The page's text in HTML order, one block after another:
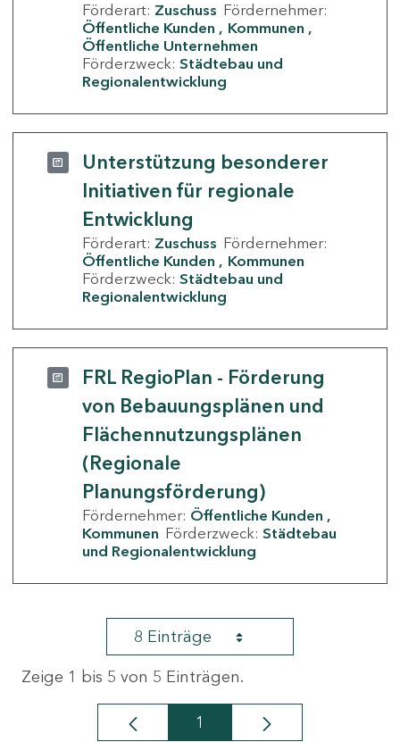
Förderart: Zuschuss Fördernehmer:
Öffentliche Kunden
Kommunen
Öffentliche Unternehmen
Förderzweck: Städtebau und
Regionalentwicklung
Unterstützung besonderer
Initiativen für regionale
Entwicklung
Förderart: Zuschuss Fördernehmer:
Öffentliche Kunden
Kommunen
Förderzweck: Städtebau und
Regionalentwicklung
FRL RegioPlan - Förderung
von Bebauungsplänen und
Flächennutzungsplänen
(Regionale
Planungsförderung)
Fördernehmer: Öffentliche Kunden
Kommunen Förderzweck: Städtebau
und Regionalentwicklung
8 Einträge
Zeige 1 bis 5 von 5 Einträgen.
Seite
1